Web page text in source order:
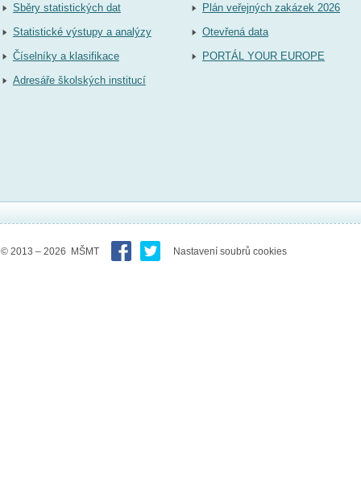
Sběry statistických dat
Statistické výstupy a analýzy
Číselníky a klasifikace
Adresáře školských institucí
Plán veřejných zakázek 2026
Otevřená data
PORTÁL YOUR EUROPE
© 2013 – 2026 MŠMT Nastavení soubrů cookies